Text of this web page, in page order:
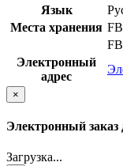
Язык
Места хранения
Электронный
адрес
×
Электронный
Загрузка...